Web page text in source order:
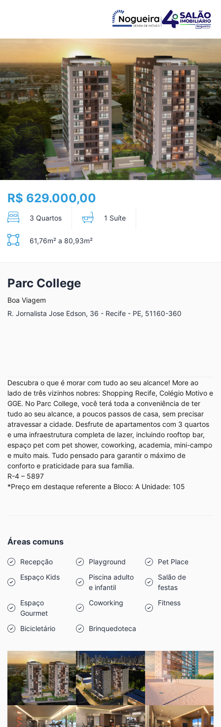
R$ 629.000,00
3 Quartos 1 Suíte
61,76m² a 80,93m²
Parc College
Boa Viagem
R. Jornalista Jose Edson, 36 - Recife - PE, 51160-360
Descubra o que é morar com tudo ao seu alcance! More ao
lado de três vizinhos nobres: Shopping Recife, Colégio Motivo e
GGE. No Parc College, você terá toda a conveniência de ter
tudo ao seu alcance, a poucos passos de casa, sem precisar
atravessar a cidade. Desfrute de apartamentos com 3 quartos
e uma infraestrutura completa de lazer, incluindo rooftop bar,
espaço pet com pet shower, coworking, academia, mini-campo
e muito mais. Tudo pensado para garantir o máximo de
conforto e praticidade para sua família.
R-4 – 5897
*Preço em destaque referente a Bloco: A Unidade: 105
Áreas comuns
Recepção Playground
Pet Place
Espaço Kids
Piscina adulto
e infantil
Salão de
festas
Espaço
Gourmet
Coworking Fitness
Bicicletário Brinquedoteca